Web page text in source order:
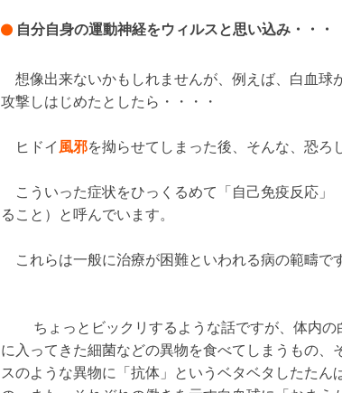
自分自身の運動神経をウィルスと思い込み・・・
想像出来ないかもしれませんが、例えば、白血球
攻撃しはじめたとしたら・・・・
ヒドイ 風邪を拗らせてしまった後、そんな、恐ろ
こういった症状をひっくるめて「自己免疫反応」
ること）と呼んでいます。
これらは一般に治療が困難といわれる病の範疇で
ちょっとビックリするような話ですが、体内の
に入ってきた細菌などの異物を食べてしまうもの
スのような異物に「抗体」というベタベタしたたん